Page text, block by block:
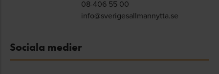
08-406 55 00
info@sverigesallmannytta.se
Sociala medier